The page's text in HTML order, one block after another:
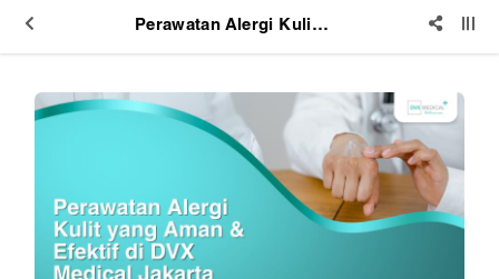
Perawatan Alergi Kulit yang Aman & Efektif di DVX Medical Jakarta